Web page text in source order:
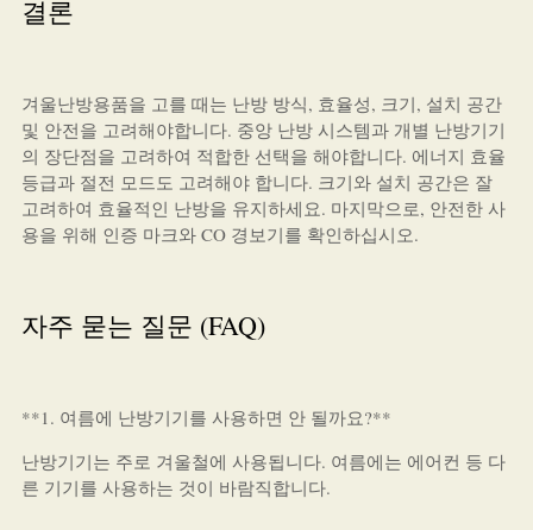
결론
겨울난방용품을 고를 때는 난방 방식, 효율성, 크기, 설치 공간
및 안전을 고려해야합니다. 중앙 난방 시스템과 개별 난방기기
의 장단점을 고려하여 적합한 선택을 해야합니다. 에너지 효율
등급과 절전 모드도 고려해야 합니다. 크기와 설치 공간은 잘
고려하여 효율적인 난방을 유지하세요. 마지막으로, 안전한 사
용을 위해 인증 마크와 CO 경보기를 확인하십시오.
자주 묻는 질문 (FAQ)
**1. 여름에 난방기기를 사용하면 안 될까요?**
난방기기는 주로 겨울철에 사용됩니다. 여름에는 에어컨 등 다
른 기기를 사용하는 것이 바람직합니다.